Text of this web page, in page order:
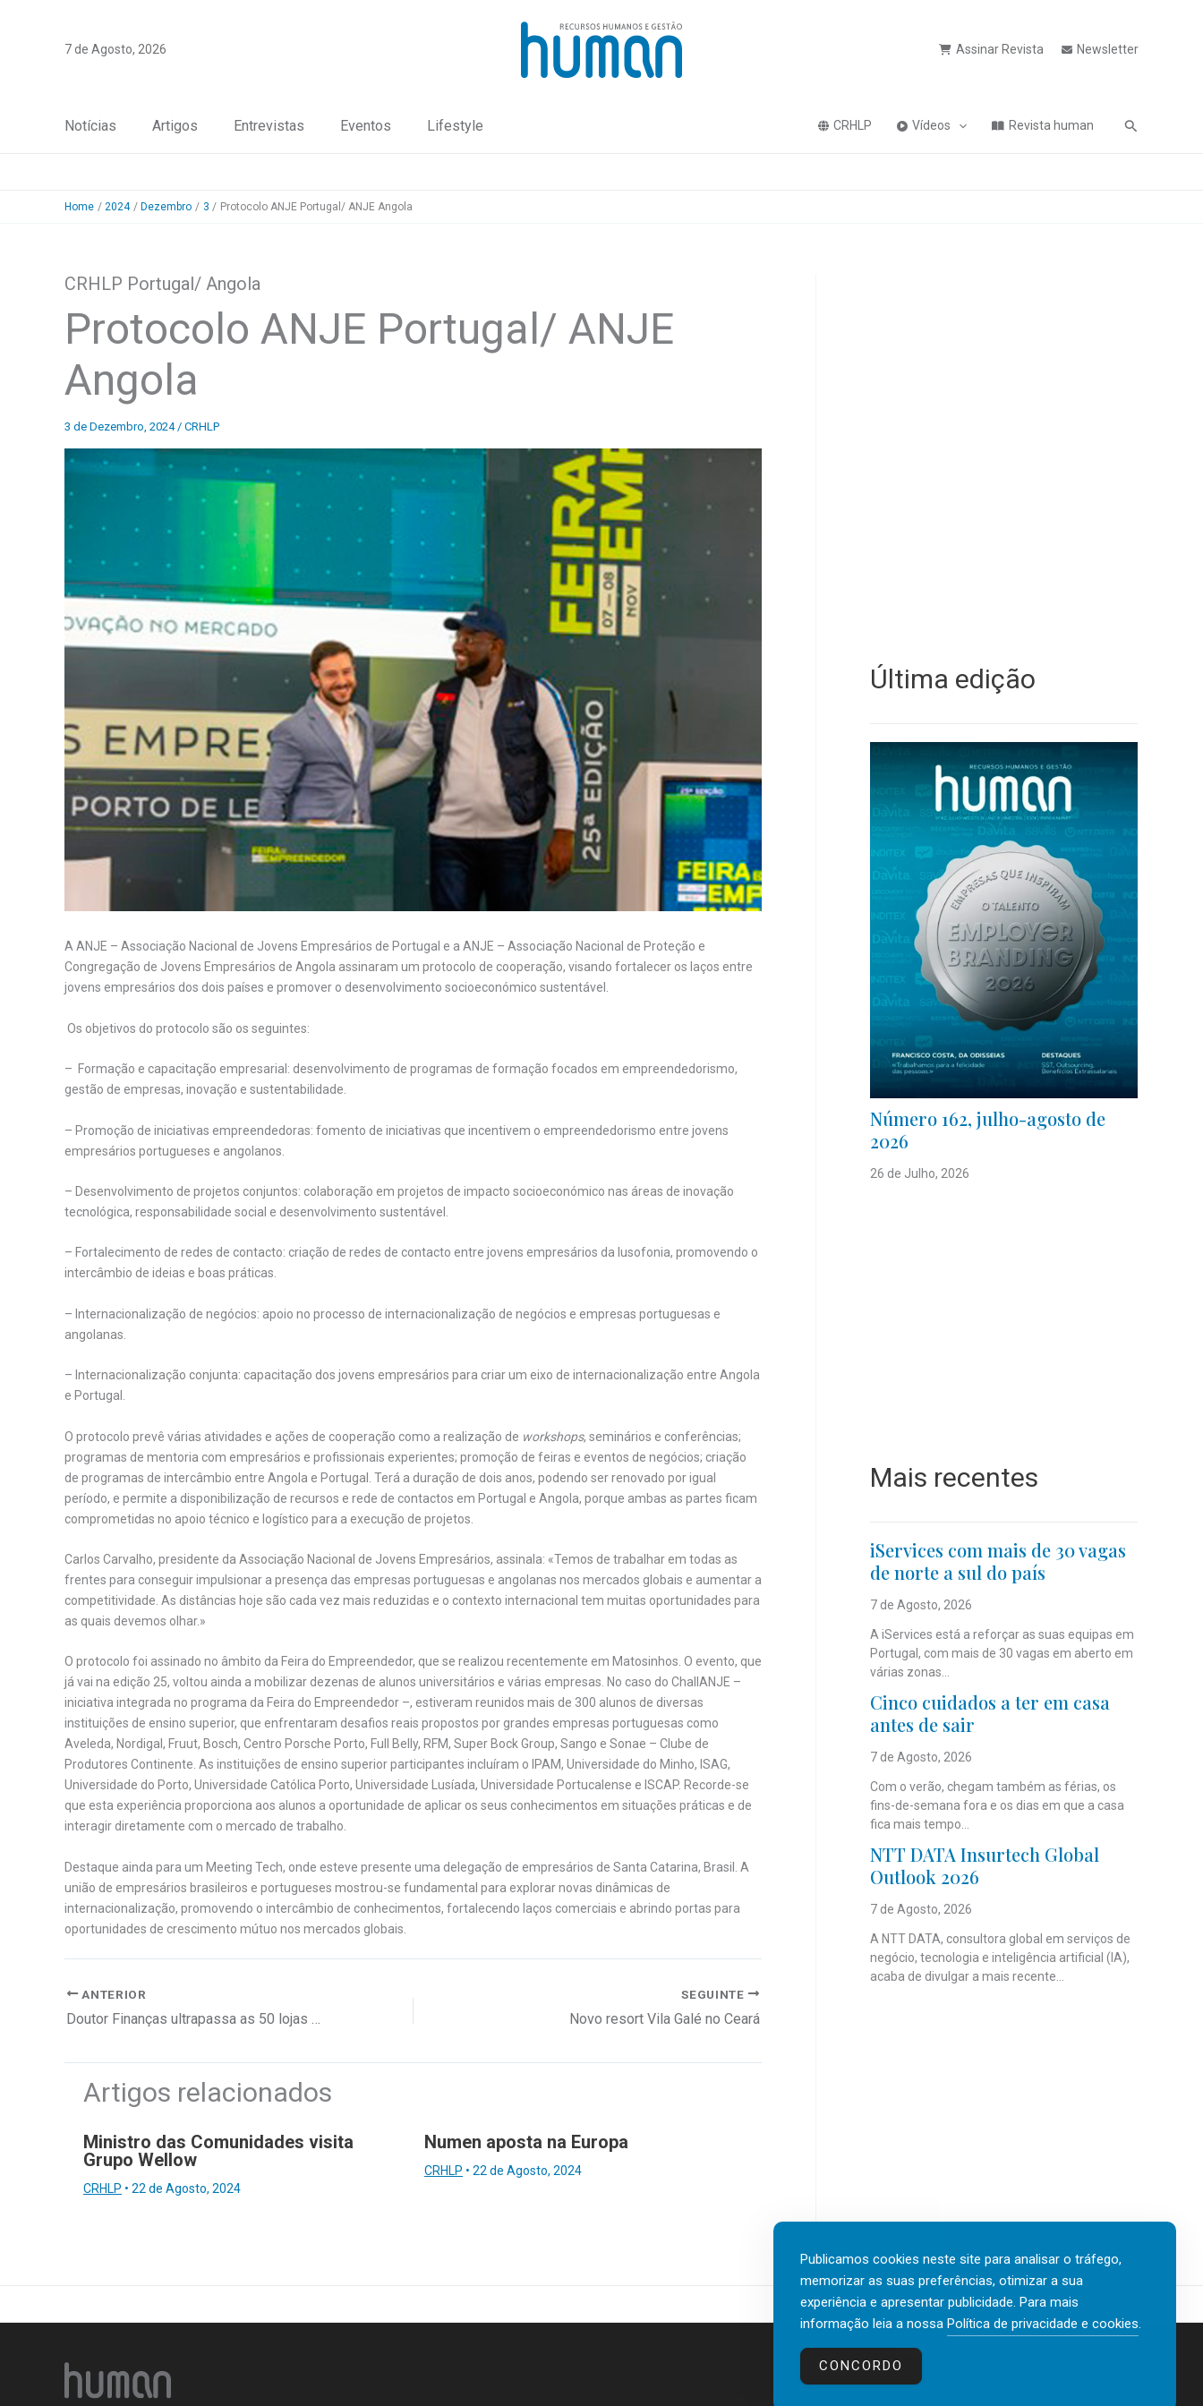
7 de Agosto, 2026 Assinar Revista Newsletter
Notícias Artigos Entrevistas Eventos Lifestyle CRHLP Vídeos Revista human Pesquisa
Home 2024 Dezembro 3 Protocolo ANJE Portugal/ ANJE Angola
CRHLP Portugal/ Angola
Protocolo ANJE Portugal/ ANJE
Angola
3 de Dezembro, 2024 / CRHLP
A ANJE – Associação Nacional de Jovens Empresários de Portugal e a ANJE – Associação Nacional de Proteção e
Congregação de Jovens Empresários de Angola assinaram um protocolo de cooperação, visando fortalecer os laços entre
jovens empresários dos dois países e promover o desenvolvimento socioeconómico sustentável.
Os objetivos do protocolo são os seguintes:
– Formação e capacitação empresarial: desenvolvimento de programas de formação focados em empreendedorismo,
gestão de empresas, inovação e sustentabilidade.
– Promoção de iniciativas empreendedoras: fomento de iniciativas que incentivem o empreendedorismo entre jovens
empresários portugueses e angolanos.
– Desenvolvimento de projetos conjuntos: colaboração em projetos de impacto socioeconómico nas áreas de inovação
tecnológica, responsabilidade social e desenvolvimento sustentável.
– Fortalecimento de redes de contacto: criação de redes de contacto entre jovens empresários da lusofonia, promovendo o
intercâmbio de ideias e boas práticas.
– Internacionalização de negócios: apoio no processo de internacionalização de negócios e empresas portuguesas e
angolanas.
– Internacionalização conjunta: capacitação dos jovens empresários para criar um eixo de internacionalização entre Angola
e Portugal.
O protocolo prevê várias atividades e ações de cooperação como a realização de workshops, seminários e conferências;
programas de mentoria com empresários e profissionais experientes; promoção de feiras e eventos de negócios; criação
de programas de intercâmbio entre Angola e Portugal. Terá a duração de dois anos, podendo ser renovado por igual
período, e permite a disponibilização de recursos e rede de contactos em Portugal e Angola, porque ambas as partes ficam
comprometidas no apoio técnico e logístico para a execução de projetos.
Carlos Carvalho, presidente da Associação Nacional de Jovens Empresários, assinala: «Temos de trabalhar em todas as
frentes para conseguir impulsionar a presença das empresas portuguesas e angolanas nos mercados globais e aumentar a
competitividade. As distâncias hoje são cada vez mais reduzidas e o contexto internacional tem muitas oportunidades para
as quais devemos olhar.»
O protocolo foi assinado no âmbito da Feira do Empreendedor, que se realizou recentemente em Matosinhos. O evento, que
já vai na edição 25, voltou ainda a mobilizar dezenas de alunos universitários e várias empresas. No caso do ChallANJE –
iniciativa integrada no programa da Feira do Empreendedor –, estiveram reunidos mais de 300 alunos de diversas
instituições de ensino superior, que enfrentaram desafios reais propostos por grandes empresas portuguesas como
Aveleda, Nordigal, Fruut, Bosch, Centro Porsche Porto, Full Belly, RFM, Super Bock Group, Sango e Sonae – Clube de
Produtores Continente. As instituições de ensino superior participantes incluíram o IPAM, Universidade do Minho, ISAG,
Universidade do Porto, Universidade Católica Porto, Universidade Lusíada, Universidade Portucalense e ISCAP. Recorde-se
que esta experiência proporciona aos alunos a oportunidade de aplicar os seus conhecimentos em situações práticas e de
interagir diretamente com o mercado de trabalho.
Destaque ainda para um Meeting Tech, onde esteve presente uma delegação de empresários de Santa Catarina, Brasil. A
união de empresários brasileiros e portugueses mostrou-se fundamental para explorar novas dinâmicas de
internacionalização, promovendo o intercâmbio de conhecimentos, fortalecendo laços comerciais e abrindo portas para
oportunidades de crescimento mútuo nos mercados globais.
ANTERIOR
Doutor Finanças ultrapassa as 50 lojas até ao fim do ano
SEGUINTE
Novo resort Vila Galé no Ceará
Artigos relacionados
Ministro das Comunidades visita
Grupo Wellow
CRHLP • 22 de Agosto, 2024
Numen aposta na Europa
CRHLP • 22 de Agosto, 2024
Última edição
Número 162, julho-agosto de
2026
26 de Julho, 2026
Mais recentes
iServices com mais de 30 vagas
de norte a sul do país
7 de Agosto, 2026
A iServices está a reforçar as suas equipas em
Portugal, com mais de 30 vagas em aberto em
várias zonas...
Cinco cuidados a ter em casa
antes de sair
7 de Agosto, 2026
Com o verão, chegam também as férias, os
fins-de-semana fora e os dias em que a casa
fica mais tempo...
NTT DATA Insurtech Global
Outlook 2026
7 de Agosto, 2026
A NTT DATA, consultora global em serviços de
negócio, tecnologia e inteligência artificial (IA),
acaba de divulgar a mais recente...
Contactos
Publicamos cookies neste site para analisar o tráfego,
memorizar as suas preferências, otimizar a sua
experiência e apresentar publicidade. Para mais
informação leia a nossa Política de privacidade e cookies.
CONCORDO